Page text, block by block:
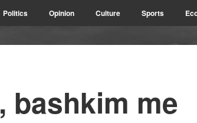
Politics Opinion Culture Sports
bashkim me